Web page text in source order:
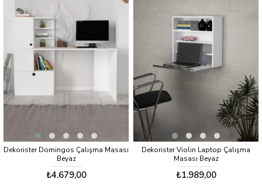
Dekorister Domingos Çalışma Masası
Beyaz
₺4.679,00
Dekorister Violin Laptop Çalışma
Masası Beyaz
₺1.989,00